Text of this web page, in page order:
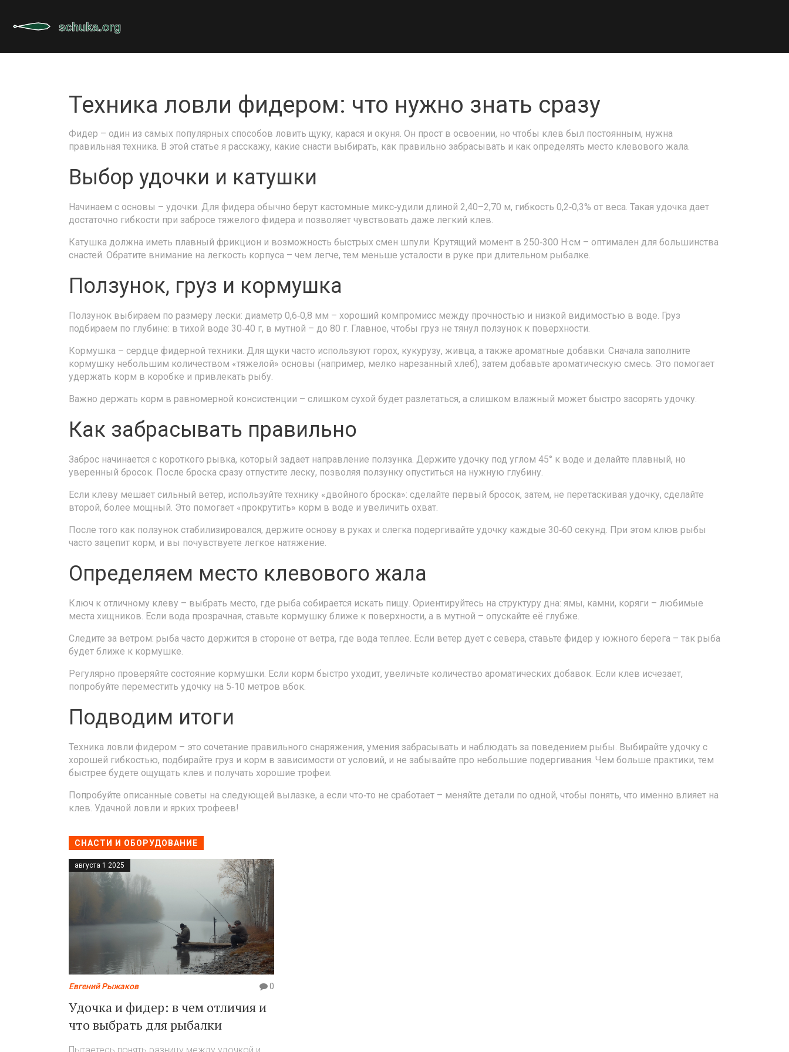
Техника ловли фидером: что нужно знать сразу
Фидер – один из самых популярных способов ловить щуку, карася и окуня. Он прост в освоении, но чтобы клев был постоянным, нужна
правильная техника. В этой статье я расскажу, какие снасти выбирать, как правильно забрасывать и как определять место клевового жала.
Выбор удочки и катушки
Начинаем с основы – удочки. Для фидера обычно берут кастомные микс‑удили длиной 2,40–2,70 м, гибкость 0,2‑0,3% от веса. Такая удочка дает
достаточно гибкости при забросе тяжелого фидера и позволяет чувствовать даже легкий клев.
Катушка должна иметь плавный фрикцион и возможность быстрых смен шпули. Крутящий момент в 250‑300 Н·см – оптимален для большинства
снастей. Обратите внимание на легкость корпуса – чем легче, тем меньше усталости в руке при длительном рыбалке.
Ползунок, груз и кормушка
Ползунок выбираем по размеру лески: диаметр 0,6‑0,8 мм – хороший компромисс между прочностью и низкой видимостью в воде. Груз
подбираем по глубине: в тихой воде 30‑40 г, в мутной – до 80 г. Главное, чтобы груз не тянул ползунок к поверхности.
Кормушка – сердце фидерной техники. Для щуки часто используют горох, кукурузу, живца, а также ароматные добавки. Сначала заполните
кормушку небольшим количеством «тяжелой» основы (например, мелко нарезанный хлеб), затем добавьте ароматическую смесь. Это помогает
удержать корм в коробке и привлекать рыбу.
Важно держать корм в равномерной консистенции – слишком сухой будет разлетаться, а слишком влажный может быстро засорять удочку.
Как забрасывать правильно
Заброс начинается с короткого рывка, который задает направление ползунка. Держите удочку под углом 45° к воде и делайте плавный, но
уверенный бросок. После броска сразу отпустите леску, позволяя ползунку опуститься на нужную глубину.
Если клеву мешает сильный ветер, используйте технику «двойного броска»: сделайте первый бросок, затем, не перетаскивая удочку, сделайте
второй, более мощный. Это помогает «прокрутить» корм в воде и увеличить охват.
После того как ползунок стабилизировался, держите основу в руках и слегка подергивайте удочку каждые 30‑60 секунд. При этом клюв рыбы
часто зацепит корм, и вы почувствуете легкое натяжение.
Определяем место клевового жала
Ключ к отличному клеву – выбрать место, где рыба собирается искать пищу. Ориентируйтесь на структуру дна: ямы, камни, коряги – любимые
места хищников. Если вода прозрачная, ставьте кормушку ближе к поверхности, а в мутной – опускайте её глубже.
Следите за ветром: рыба часто держится в стороне от ветра, где вода теплее. Если ветер дует с севера, ставьте фидер у южного берега – так рыба
будет ближе к кормушке.
Регулярно проверяйте состояние кормушки. Если корм быстро уходит, увеличьте количество ароматических добавок. Если клев исчезает,
попробуйте переместить удочку на 5‑10 метров вбок.
Подводим итоги
Техника ловли фидером – это сочетание правильного снаряжения, умения забрасывать и наблюдать за поведением рыбы. Выбирайте удочку с
хорошей гибкостью, подбирайте груз и корм в зависимости от условий, и не забывайте про небольшие подергивания. Чем больше практики, тем
быстрее будете ощущать клев и получать хорошие трофеи.
Попробуйте описанные советы на следующей вылазке, а если что‑то не сработает – меняйте детали по одной, чтобы понять, что именно влияет на
клев. Удачной ловли и ярких трофеев!
СНАСТИ И ОБОРУДОВАНИЕ
августа 1 2025
Евгений Рыжаков 0
Удочка и фидер: в чем отличия и
что выбрать для рыбалки